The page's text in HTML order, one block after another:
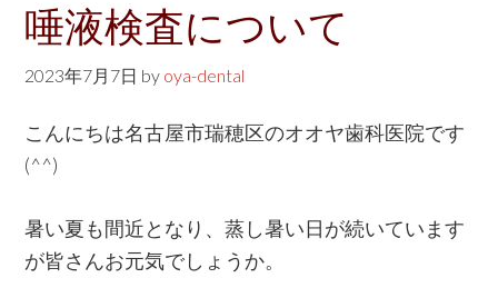
唾液検査について
2023年7月7日 by oya-dental
こんにちは名古屋市瑞穂区のオオヤ歯科医院です
(^^)
暑い夏も間近となり、蒸し暑い日が続いています
が皆さんお元気でしょうか。